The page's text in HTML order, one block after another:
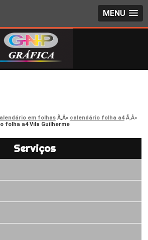
MENU
em folhas
calendário folha a4
folha a4 Vila Guilherme
Serviços